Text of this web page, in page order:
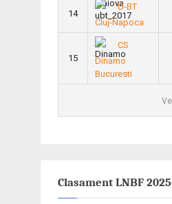
14
U-BT
Cluj-Napoca
15
CS
Dinamo
Bucuresti
Clasament LNBF